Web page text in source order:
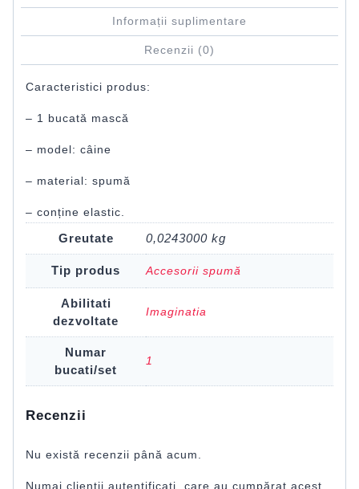
Informații suplimentare
Recenzii (0)
Caracteristici produs:
– 1 bucată mască
– model: câine
– material: spumă
– conține elastic.
Greutate 0,0243000 kg
Tip produs Accesorii spumă
Abilitati
dezvoltate
Imaginatia
Numar
bucati/set
1
Recenzii
Nu există recenzii până acum.
Numai clienții autentificați, care au cumpărat acest